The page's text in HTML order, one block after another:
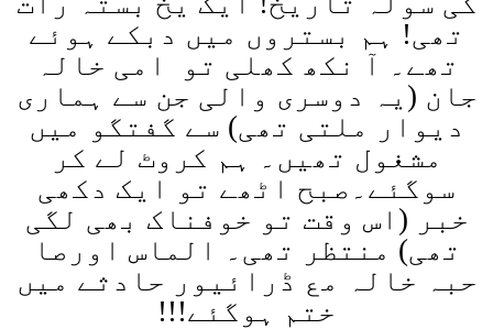
تھی! ہم بستروں میں دبکے ہوئے
تھے۔ آ نکھ کھلی تو امی خالہ
جان (یہ دوسری والی جن سے ہماری
دیوار ملتی تھی) سے گفتگو میں
مشغول تھیں۔ ہم کروٹ لے کر
سوگئے۔صبح اٹھے تو ایک دکھی
خبر (اس وقت تو خوفناک بھی لگی
تھی) منتظر تھی۔ الماس اورصا
حبہ خالہ مع ڈرائیور حادثے میں
ختم ہوگئے!!!